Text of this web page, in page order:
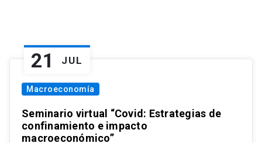
21 JUL
Macroeconomía
Seminario virtual “Covid: Estrategias de
confinamiento e impacto
macroeconómico”